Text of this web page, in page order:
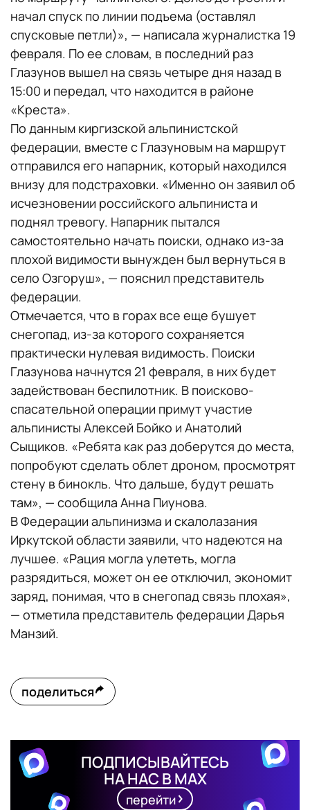
начал спуск по линии подъема (оставлял
спусковые петли)», — написала журналистка 19
февраля. По ее словам, в последний раз
Глазунов вышел на связь четыре дня назад в
15:00 и передал, что находится в районе
«Креста».
По данным киргизской альпинистской
федерации, вместе с Глазуновым на маршрут
отправился его напарник, который находился
внизу для подстраховки. «Именно он заявил об
исчезновении российского альпиниста и
поднял тревогу. Напарник пытался
самостоятельно начать поиски, однако из-за
плохой видимости вынужден был вернуться в
село Озгоруш», — пояснил представитель
федерации.
Отмечается, что в горах все еще бушует
снегопад, из-за которого сохраняется
практически нулевая видимость. Поиски
Глазунова начнутся 21 февраля, в них будет
задействован беспилотник. В поисково-
спасательной операции примут участие
альпинисты Алексей Бойко и Анатолий
Сыщиков. «Ребята как раз доберутся до места,
попробуют сделать облет дроном, просмотрят
стену в бинокль. Что дальше, будут решать
там», — сообщила Анна Пиунова.
В Федерации альпинизма и скалолазания
Иркутской области заявили, что надеются на
лучшее. «Рация могла улететь, могла
разрядиться, может он ее отключил, экономит
заряд, понимая, что в снегопад связь плохая»,
— отметила представитель федерации Дарья
Манзий.
поделиться
ПОДПИСЫВАЙТЕСЬ
НА НАС В MAX
перейти